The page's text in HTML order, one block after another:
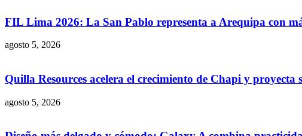
FIL Lima 2026: La San Pablo representa a Arequipa con
agosto 5, 2026
Quilla Resources acelera el crecimiento de Chapi y proyecta
agosto 5, 2026